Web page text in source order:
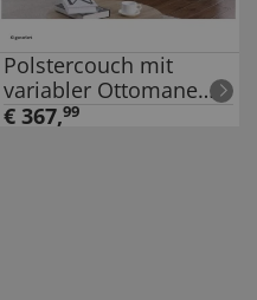
Polstercouch mit
variabler Ottomane
Reva Grau
€ 367,99